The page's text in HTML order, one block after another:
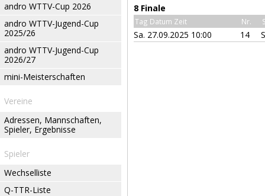
andro WTTV-Cup 2026
andro WTTV-Jugend-Cup
2025/26
andro WTTV-Jugend-Cup
2026/27
mini-Meisterschaften
Vereine
Adressen, Mannschaften,
Spieler, Ergebnisse
Spieler
Wechselliste
Q-TTR-Liste
8 Finale
Tag Datum Zeit Nr.
Sa. 27.09.2025 10:00 14